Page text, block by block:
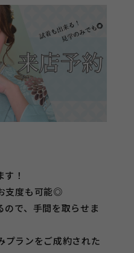
！
支度も可能◎
ので、手間を取らせま
プランをご成約された